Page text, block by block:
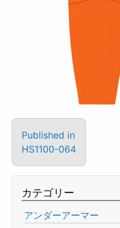
Published in
HS1100-064
カテゴリー
アンダーアーマー